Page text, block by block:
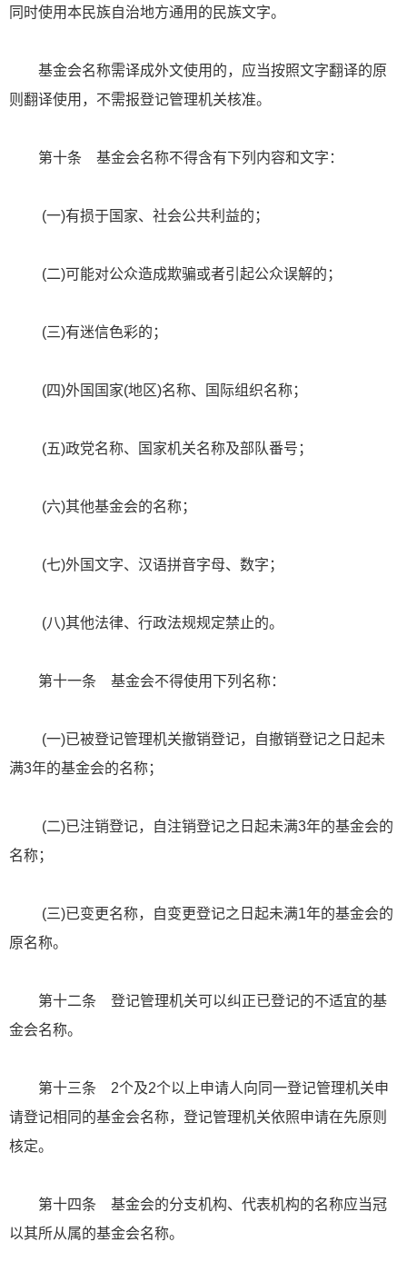
同时使用本民族自治地方通用的民族文字。
基金会名称需译成外文使用的，应当按照文字翻译的原
则翻译使用，不需报登记管理机关核准。
第十条 基金会名称不得含有下列内容和文字：
(一)有损于国家、社会公共利益的；
(二)可能对公众造成欺骗或者引起公众误解的；
(三)有迷信色彩的；
(四)外国国家(地区)名称、国际组织名称；
(五)政党名称、国家机关名称及部队番号；
(六)其他基金会的名称；
(七)外国文字、汉语拼音字母、数字；
(八)其他法律、行政法规规定禁止的。
第十一条 基金会不得使用下列名称：
(一)已被登记管理机关撤销登记，自撤销登记之日起未
满3年的基金会的名称；
(二)已注销登记，自注销登记之日起未满3年的基金会的
名称；
(三)已变更名称，自变更登记之日起未满1年的基金会的
原名称。
第十二条 登记管理机关可以纠正已登记的不适宜的基
金会名称。
第十三条 2个及2个以上申请人向同一登记管理机关申
请登记相同的基金会名称，登记管理机关依照申请在先原则
核定。
第十四条 基金会的分支机构、代表机构的名称应当冠
以其所从属的基金会名称。